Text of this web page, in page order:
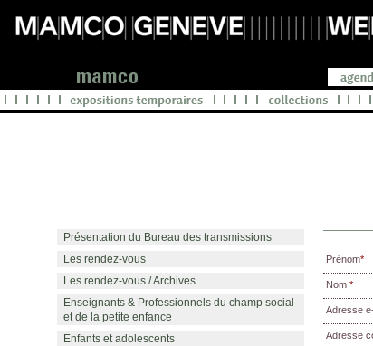
Prénom*
Nom *
Adresse
Adresse
Présentation du Bureau des transmissions
Les rendez-vous
Les rendez-vous / Archives
Enseignants & Professionnels du champ social
et de la petite enfance
Enfants et adolescents